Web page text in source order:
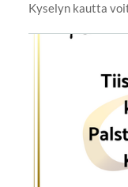
Kyselyn kautta